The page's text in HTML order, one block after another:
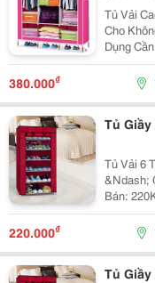
Tủ Vải
Cho
Dụng
Bạn
Thêm
Bạn. Ba
380.000₫
Tủ
Tủ Vải 6
&Ndash;
Bán:
Tầng Đa
Giữ
220.000₫
Tủ